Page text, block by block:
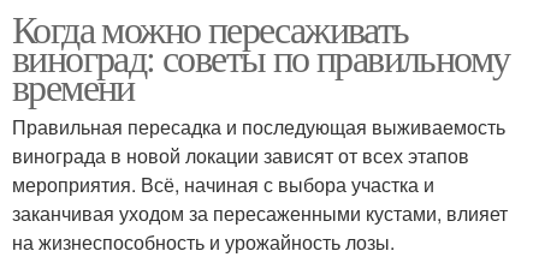
Когда можно пересаживать
виноград: советы по правильному
времени
Правильная пересадка и последующая выживаемость
винограда в новой локации зависят от всех этапов
мероприятия. Всё, начиная с выбора участка и
заканчивая уходом за пересаженными кустами, влияет
на жизнеспособность и урожайность лозы.